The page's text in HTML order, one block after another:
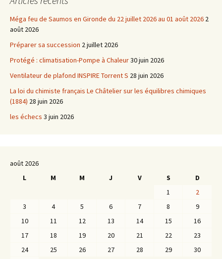
Méga feu de Saumos en Gironde du 22 juillet 2026 au 01 août 2026 2
août 2026
Préparer sa succession 2 juillet 2026
Protégé : climatisation-Pompe à Chaleur30 juin 2026
Ventilateur de plafond INSPIRE Torrent S 28 juin 2026
La loi du chimiste français Le Châtelier sur les équilibres chimiques
(1884) 28 juin 2026
les échecs 3 juin 2026
août 2026
L
M M J V S
D
1
2
3
4 5 6 7 8
9
10
11 12 13 14 15
16
17
18 19 20 21 22
23
24
25 26 27 28 29
30